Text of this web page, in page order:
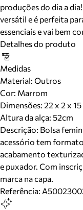
produções do dia a
versátil e é perfeita
essenciais e vai bem
Detalhes do produto
Medidas
Material: Outros
Cor: Marrom
Dimensões: 22 x 2 x
Altura da alça: 52cm
Descrição: Bolsa
acessório tem
acabamento
e puxador. Com
marca na capa.
Referência: